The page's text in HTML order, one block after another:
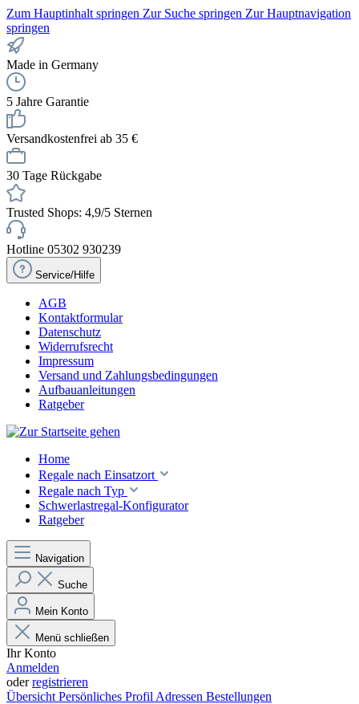
Zum Hauptinhalt springen Zur Suche springen Zur Hauptnavigation
springen
Made in Germany
5 Jahre Garantie
Versandkostenfrei ab 35 €
30 Tage Rückgabe
Trusted Shops: 4,9/5 Sternen
Hotline 05302 930239
Service/Hilfe
AGB
Kontaktformular
Datenschutz
Widerrufsrecht
Impressum
Versand und Zahlungsbedingungen
Aufbauanleitungen
Ratgeber
Home
Regale nach Einsatzort
Regale nach Typ
Schwerlastregal-Konfigurator
Ratgeber
Navigation
Suche
Mein Konto
Menü schließen
Ihr Konto
Anmelden
oderregistrieren
Übersicht Persönliches Profil Adressen Bestellungen